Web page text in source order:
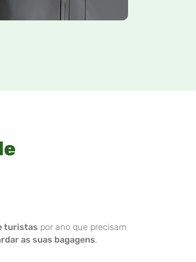
turistas por ano que precisam
as suas bagagens.